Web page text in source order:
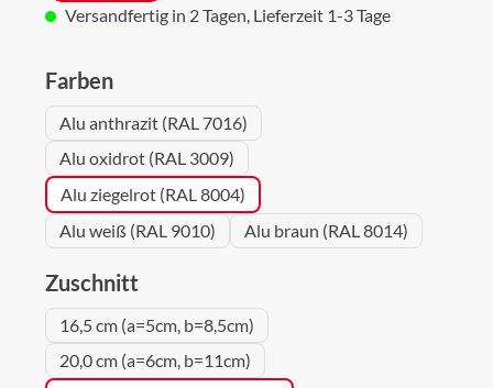
Versandfertig in 2 Tagen, Lieferzeit 1-3 Tage
Farbenauswählen
Alu anthrazit (RAL 7016)
Alu oxidrot (RAL 3009)
Alu ziegelrot (RAL 8004)
Alu weiß (RAL 9010)
Alu braun (RAL 8014)
Zuschnitt
16,5 cm (a=5cm, b=8,5cm)
20,0 cm (a=6cm, b=11cm)